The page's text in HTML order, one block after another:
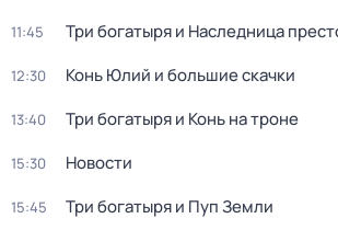
11:45 Три богатыря и Наследница
12:30 Конь Юлий и большие скачки
13:40 Три богатыря и Конь на троне
15:30 Новости
15:45 Три богатыpя и Пyп Земли